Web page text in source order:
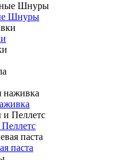
Шнуры
паста